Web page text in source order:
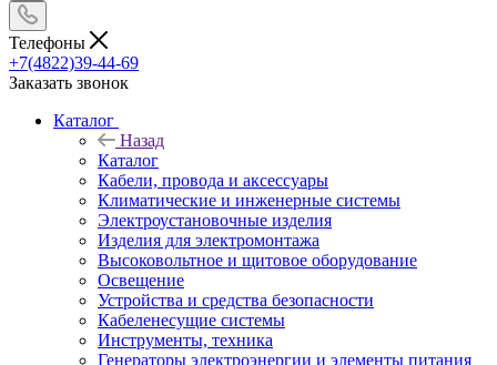
Телефоны
+7(4822)39-44-69
Заказать звонок
Каталог
Назад
Каталог
Кабели, провода и аксессуары
Климатические и инженерные системы
Электроустановочные изделия
Изделия для электромонтажа
Высоковольтное и щитовое оборудование
Освещение
Устройства и средства безопасности
Кабеленесущие системы
Инструменты, техника
Генераторы электроэнергии и элементы питания